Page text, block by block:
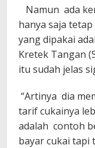
Namun ada
hanya saja
yang dipakai
Kretek Tangan
itu sudah jelas
“Artinya dia
tarif cukainya
adalah contoh
bayar cukai tapi